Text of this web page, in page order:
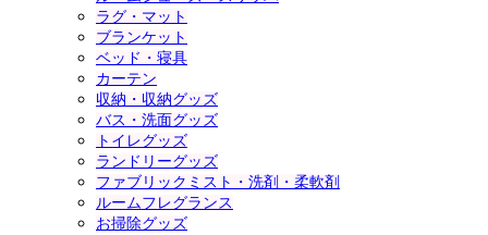
ラグ・マット
ブランケット
ベッド・寝具
カーテン
収納・収納グッズ
バス・洗面グッズ
トイレグッズ
ランドリーグッズ
ファブリックミスト・洗剤・柔軟剤
ルームフレグランス
お掃除グッズ